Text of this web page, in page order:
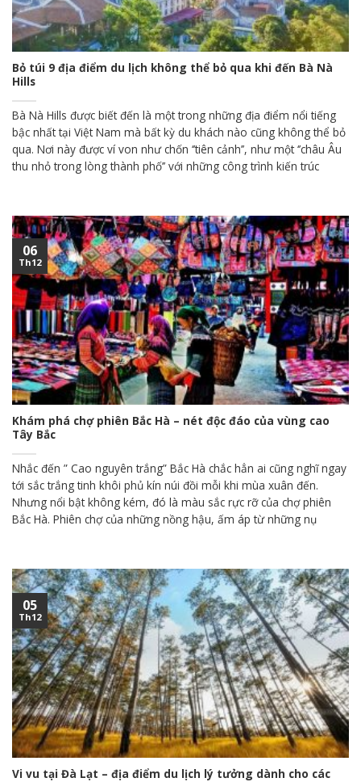
Bỏ túi 9 địa điểm du lịch không thể bỏ qua khi đến Bà Nà
Hills
Bà Nà Hills được biết đến là một trong những địa điểm nổi tiếng
bậc nhất tại Việt Nam mà bất kỳ du khách nào cũng không thể bỏ
qua. Nơi này được ví von như chốn ‘’tiên cảnh’’, như một ‘’châu Âu
thu nhỏ trong lòng thành phố’’ với những công trình kiến trúc
Khám phá chợ phiên Bắc Hà – nét độc đáo của vùng cao
Tây Bắc
Nhắc đến ” Cao nguyên trắng” Bắc Hà chắc hẳn ai cũng nghĩ ngay
tới sắc trắng tinh khôi phủ kín núi đồi mỗi khi mùa xuân đến.
Nhưng nổi bật không kém, đó là màu sắc rực rỡ của chợ phiên
Bắc Hà. Phiên chợ của những nồng hậu, ấm áp từ những nụ
06
Th12
Vi vu tại Đà Lạt – địa điểm du lịch lý tưởng dành cho các
05
Th12